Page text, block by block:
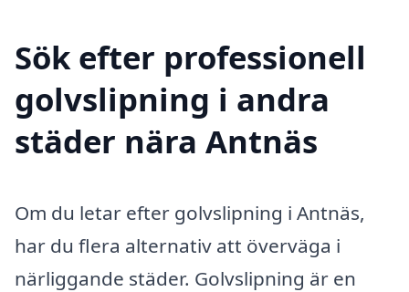
Sök efter professionell
golvslipning i andra
städer nära Antnäs
Om du letar efter golvslipning i Antnäs,
har du flera alternativ att överväga i
närliggande städer. Golvslipning är en